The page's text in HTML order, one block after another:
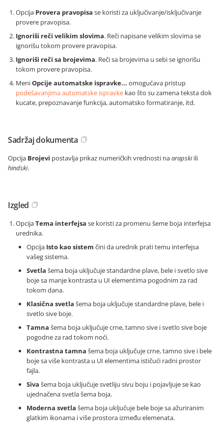
Opcija Provera pravopisa se koristi za uključivanje/isključivanje
provere pravopisa.
Ignoriši reči velikim slovima. Reči napisane velikim slovima se
ignorišu tokom provere pravopisa.
Ignoriši reči sa brojevima. Reči sa brojevima u sebi se ignorišu
tokom provere pravopisa.
MeniOpcije automatske ispravke... omogućava pristup
podešavanjima automatske ispravke kao što su zamena teksta dok
kucate, prepoznavanje funkcija, automatsko formatiranje, itd.
Sadržaj dokumenta
Opcija Brojevi postavlja prikaz numeričkih vrednosti naarapskiili
hindski.
Izgled
OpcijaTema interfejsa se koristi za promenu šeme boja interfejsa
urednika.
Opcija Isto kao sistem čini da urednik prati temu interfejsa
vašeg sistema.
Svetla šema boja uključuje standardne plave, bele i svetlo sive
boje sa manje kontrasta u UI elementima pogodnim za rad
tokom dana.
Klasična svetla šema boja uključuje standardne plave, bele i
svetlo sive boje.
Tamna šema boja uključuje crne, tamno sive i svetlo sive boje
pogodne za rad tokom noći.
Kontrastna tamna šema boja uključuje crne, tamno sive i bele
boje sa više kontrasta u UI elementima ističući radni prostor
fajla.
Siva šema boja uključuje svetliju sivu boju i pojavljuje se kao
ujednačena svetla šema boja.
Moderna svetla šema boja uključuje bele boje sa ažuriranim
glatkim ikonama i više prostora između elemenata.